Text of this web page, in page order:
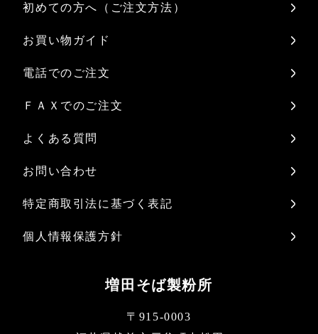
初めての方へ（ご注文方法）
お買い物ガイド
電話でのご注文
ＦＡＸでのご注文
よくある質問
お問い合わせ
特定商取引法に基づく表記
個人情報保護方針
増田そば製粉所
〒915-0003